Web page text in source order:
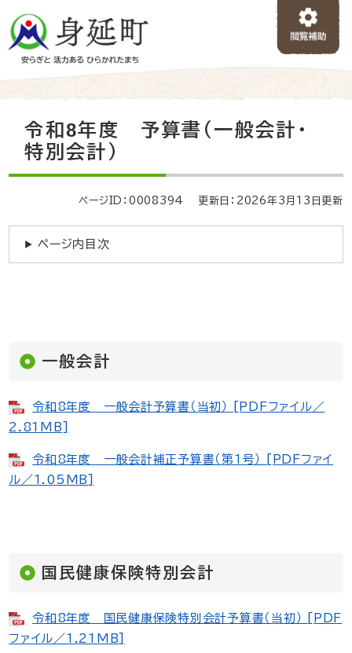
ー
先
令和8年度 予算書（一般会計・
特別会計）
ページID：0008394 更新日：2026年3月13日更新
ページ内目次
一般会計
令和8年度 一般会計予算書（当初） [PDFファイル／
2.81MB]
令和8年度 一般会計補正予算書（第1号） [PDFファイ
ル／1.05MB]
国民健康保険特別会計
令和8年度 国民健康保険特別会計予算書（当初） [PDF
ファイル／1.21MB]